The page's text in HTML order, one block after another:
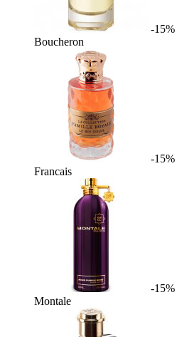
-15%
Boucheron
-15%
Francais
-15%
Montale